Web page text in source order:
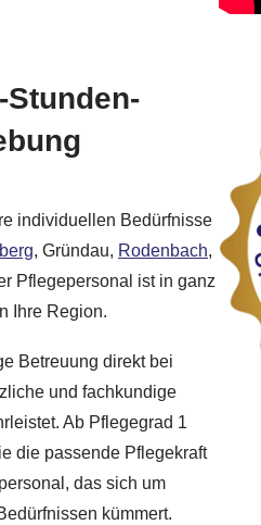
individuellen Bedürfnisse
, Gründau, Rodenbach,
Pflegepersonal ist in ganz
Ihre Region.
Betreuung direkt bei
und fachkundige
Ab Pflegegrad 1
die passende Pflegekraft
das sich um
kümmert.